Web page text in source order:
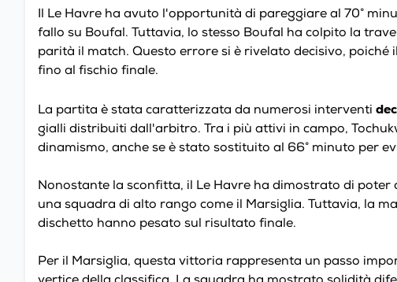
Il Le Havre ha avuto l'opportunità di pareggiare al 70°
fallo su Boufal. Tuttavia, lo stesso Boufal ha colpito la
parità il match. Questo errore si è rivelato decisivo,
fino al fischio finale.
La partita è stata caratterizzata da numerosi interventi
gialli distribuiti dall'arbitro. Tra i più attivi in campo,
dinamismo, anche se è stato sostituito al 66° minuto per
Nonostante la sconfitta, il Le Havre ha dimostrato di
una squadra di alto rango come il Marsiglia. Tuttavia, la
dischetto hanno pesato sul risultato finale.
Per il Marsiglia, questa vittoria rappresenta un passo